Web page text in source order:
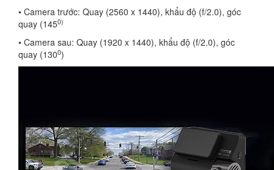
• Camera trước: Quay (2560 x 1440), khẩu độ (f/2.0), góc
quay (1450)
• Camera sau: Quay (1920 x 1440), khẩu độ (f/2.0), góc
quay (1300)